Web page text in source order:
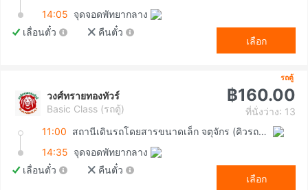
14:05 จุดจอดพัทยากลาง
เลื่อนตั๋ว
คืนตั๋ว
เลือก
รถตู้
วงศ์ทรายทองทัวร์
Basic Class (รถตู้)
฿160.00
ที่นั่งว่าง: 13
11:00
สถานีเดินรถโดยสารขนาดเล็ก จตุจักร (คิวรถตู้หมอชิต 2)
14:35 จุดจอดพัทยากลาง
เลื่อนตั๋ว
คืนตั๋ว
เลือก